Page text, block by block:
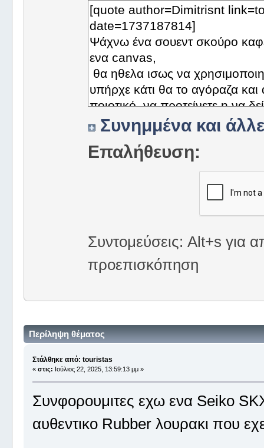
Συνημμένα και
Επαλήθευση:
Συντομεύσεις: Alt+s για
προεπισκόπηση
Περίληψη θέματος
Στάλθηκε από: touristas
« στις: Ιούλιος 22, 2025, 13:59:13 μμ »
Συνφορουμιτες εχω ενα Seiko
αυθεντικο Rubber λουρακι που